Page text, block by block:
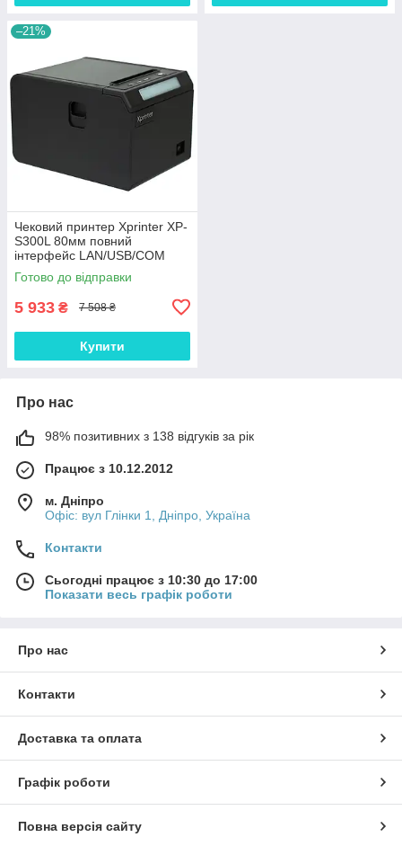
–21%
Чековий принтер Xprinter XP-
S300L 80мм повний
інтерфейс LAN/USB/COM
Black, Gp
Готово до відправки
5 933 ₴ 7 508 ₴
Купити
Про нас
98% позитивних з 138 відгуків за рік
Працює з 10.12.2012
м. Дніпро
Офіс: вул Глінки 1, Дніпро, Україна
Контакти
Сьогодні працює з 10:30 до 17:00
Показати весь графік роботи
Про нас
Контакти
Доставка та оплата
Графік роботи
Повна версія сайту